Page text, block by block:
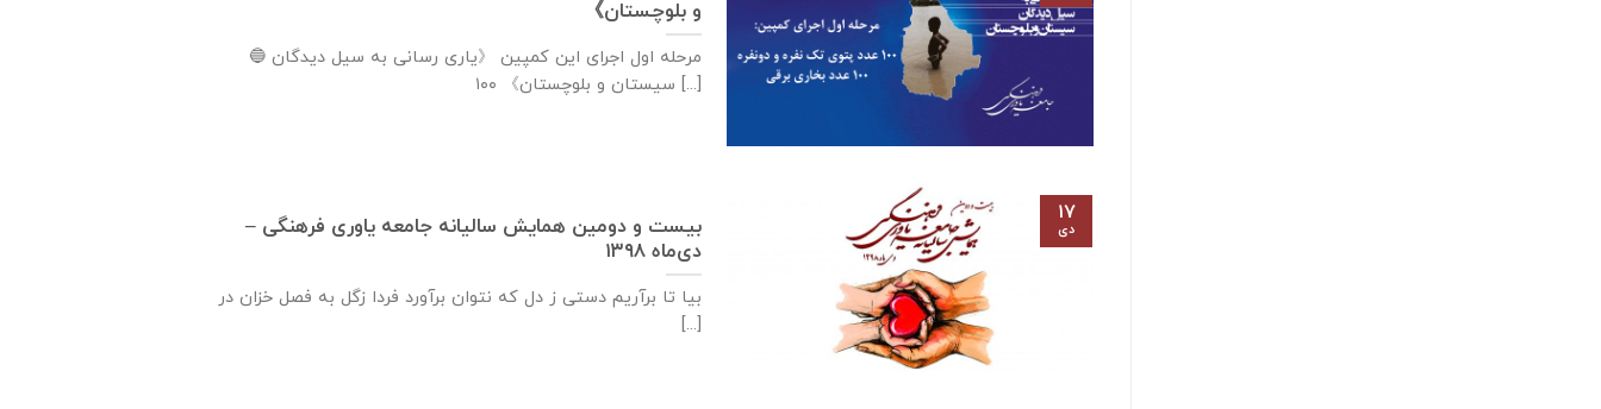
و بلوچستان》
🔵 مرحله اول اجرای این کمپین 《یاری رسانی به سیل دیدگان
سیستان و بلوچستان》 ۱۰۰ [...]
بیست و دومین همایش سالیانه جامعه یاوری فرهنگی –
دی‌ماه ۱۳۹۸
بیا تا برآریم دستی ز دل که نتوان برآورد فردا زگل به فصل خزان در
[...]
۱۷
دی